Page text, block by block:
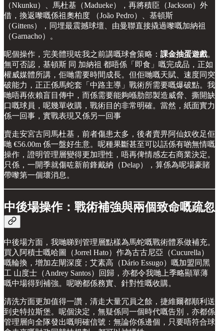
（Nkunku）、馬杜基（Madueke），再將積臣（Jackson）外
借，換返嚟嘅係祖奧柏度 （João Pedro）、基頓斯
（Gittens），同埋最震撼球壇、由曼聯直接撬過嚟嘅加納祖
（Garnacho）。
呢個操作，完美體現咗我之前講嘅球會策略： 課金抽蛋遊戲。
無可否認，基頓斯 同 加納祖 都唔係「即食」嘅完成品，正如
權威媒體所講，佢哋需要時間成長。但佢哋嘅天賦、速度同突
破能力，正正係馬蛇套「中路主導」戰術所需要嘅爆破點。我
哋唔再依賴盲目傳中，而係需要能夠喺肋部製造威脅、撕開缺
口嘅球員，呢幾單收購，戰術目的非常明確。當然，紙面實力
係一回事，實戰表現又係另一回事
賣走安宮古同馬杜基，前者傷患太多，後者賣畀阿仙奴收足佢
哋 €56.00m 係一盤好生意。呢種果斷甚至可以話係有啲無情嘅
操作，證明管理層變得更加理性，唔再俾情感左右商業決定。
只係，一開季就傷咗新前鋒戴納（Delap），算係為呢場豪賭
帶嚟第一個壞消息。
中後場操作：戰術補強與兩個致命嘅疏忽
中後場方面，我哋睇到管理層點樣為馬蛇嘅戰術體系做補充。
買入阿積士嘅哈圖（Jorrel Hato）作為古古尼亞（Cucurella）
嘅輪換，增加左閘深度；艾素高（Dário Essugo）嘅加盟同黑
工 山度士（Andrey Santos）回歸，亦都令我哋上季略顯單薄
嘅中場得到補強。呢啲都係務實、針對性嘅收購。
清洗方面更加值得一讚，清走大量冗員之餘，捷維爾都順利送
到史特拉斯堡。呢個決定，無疑係同一個時代嘅告別，亦都係
管理層向全隊發出嘅明確信號：無論你係邊個，只要唔符合球